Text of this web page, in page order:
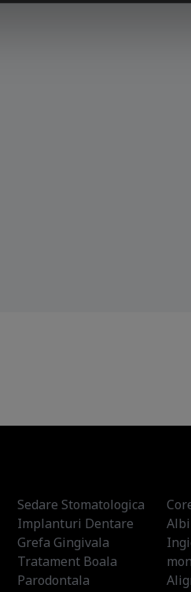
Sedare Stomatologica
Implanturi Dentare
Grefa Gingivala
Tratament Boala
Parodontala